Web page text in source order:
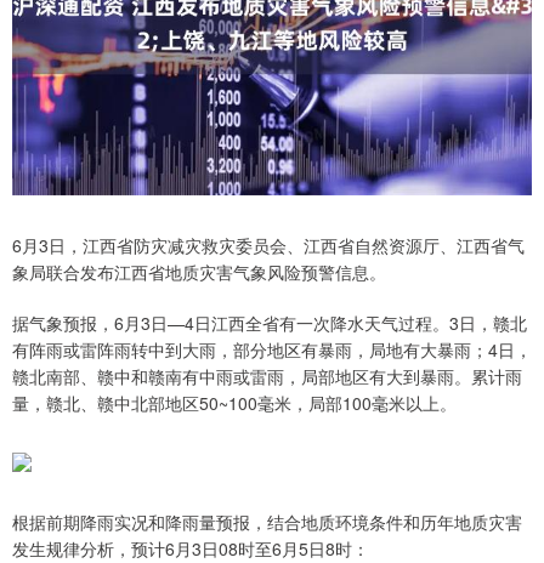
6月3日，江西省防灾减灾救灾委员会、江西省自然资源厅、江西省气
象局联合发布江西省地质灾害气象风险预警信息。
据气象预报，6月3日—4日江西全省有一次降水天气过程。3日，赣北
有阵雨或雷阵雨转中到大雨，部分地区有暴雨，局地有大暴雨；4日，
赣北南部、赣中和赣南有中雨或雷雨，局部地区有大到暴雨。累计雨
量，赣北、赣中北部地区50~100毫米，局部100毫米以上。
根据前期降雨实况和降雨量预报，结合地质环境条件和历年地质灾害
发生规律分析，预计6月3日08时至6月5日8时：